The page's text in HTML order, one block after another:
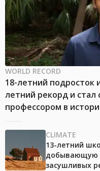
WORLD RECORD
18-летний подросток
летний рекорд и
профессором в
CLIMATE
13-летний
добывающую
засушливых